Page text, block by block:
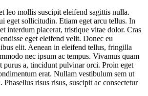
leo mollis suscipit eleifend sagittis nulla.
eget sollicitudin. Etiam eget arcu tellus. In
interdum placerat, tristique vitae dolor. Cras
eget eleifend velit. Donec eu
elit. Aenean in eleifend tellus, fringilla
nec ipsum ac tempus. Vivamus quam
purus a, tincidunt pulvinar orci. Proin eget
erat. Nullam vestibulum sem ut
Phasellus risus risus, suscipit ac consectetur